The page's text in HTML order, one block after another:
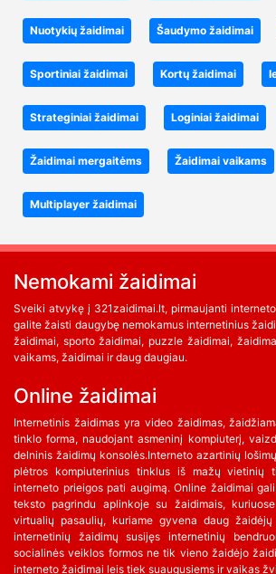
Nuotykių žaidimai Šaudymo žaidimai
Sportiniai žaidimai Kortų žaidimai
Strateginiai žaidimai Loginiai žaidimai
Žaidimai mergaitėms Žaidimai vaikams
Multiplayer žaidimai
Nemokami žaidimai
Sveiki atvykę į 321zaidimai.lt, pirmaujanti
galite žaisti daugybę nemokamus internetinius
žaidimai, sporto žaidimai, puzzle žaidimai,
vaikams, žaidimai ir daug daugiau.
Online žaidimai
Internetinis žaidimas yra video žaidimas,
tinklo forma, naudojant asmeninį kompiuterį,
delninis žaidimų konsolės.Interneto azartinių
plėtros kompiuterinius tinklus iš mažų vietinių
interneto prieigos pati augimą. Online žaidimai
teksto pagrindu aplinkoje su žaidimais,
virtualių pasaulių, kuriame gyvena daug
internetinių žaidimų susijęs internetinių
socialinės veiklos formos ne tik vieno žaidėjo
interneto žaidimai leis tiek suaugusiems ir vaikas